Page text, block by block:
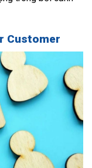
Customer